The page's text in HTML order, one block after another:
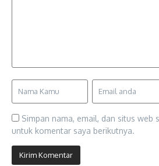
Simpan nama, email, dan situs web
untuk komentar saya berikutnya.